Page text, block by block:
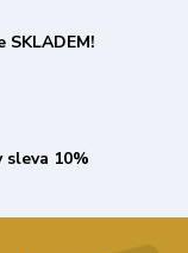
SKLADEM!
10%